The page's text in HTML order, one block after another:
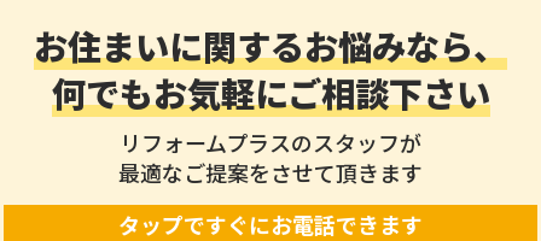
お住まいに関するお悩みなら、
何でもお気軽にご相談下さい
リフォームプラスのスタッフが
最適なご提案をさせて頂きます
タップですぐにお電話できます